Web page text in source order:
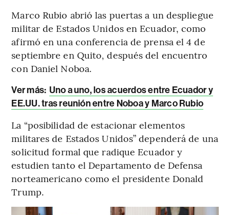
Marco Rubio abrió las puertas a un despliegue
militar de Estados Unidos en Ecuador, como
afirmó en una conferencia de prensa el 4 de
septiembre en Quito, después del encuentro
con Daniel Noboa.
Ver más: Uno a uno, los acuerdos entre Ecuador y
EE.UU. tras reunión entre Noboa y Marco Rubio
La “posibilidad de estacionar elementos
militares de Estados Unidos” dependerá de una
solicitud formal que radique Ecuador y
estudien tanto el Departamento de Defensa
norteamericano como el presidente Donald
Trump.